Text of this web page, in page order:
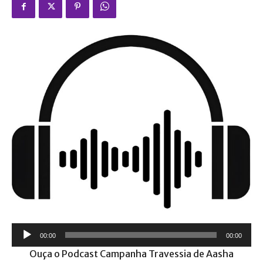
T
o
c
00:00 00:00
Ouça o Podcast Campanha Travessia de Aasha